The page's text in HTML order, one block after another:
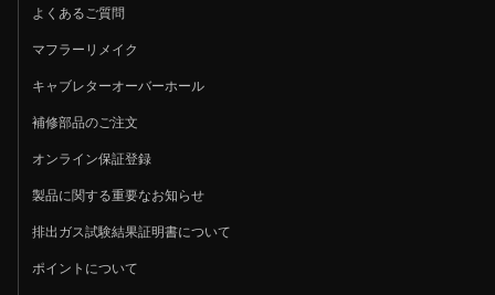
よくあるご質問
マフラーリメイク
キャブレターオーバーホール
補修部品のご注文
オンライン保証登録
製品に関する重要なお知らせ
排出ガス試験結果証明書について
ポイントについて